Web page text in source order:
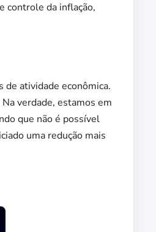
controle da inflação,
de atividade econômica.
verdade, estamos em
que não é possível
uma redução mais